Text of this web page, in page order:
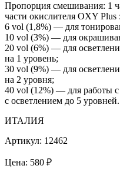
Пропорция смешивания: 1
части окислителя OXY Plus :
6 vol (1,8%) — для
10 vol (3%) — для
20 vol (6%) — для
на 1 уровень;
30 vol (9%) — для
на 2 уровня;
40 vol (12%) — для работы
с осветлением до 5 уровней.
ИТАЛИЯ
Артикул: 12462
Цена: 580 ₽